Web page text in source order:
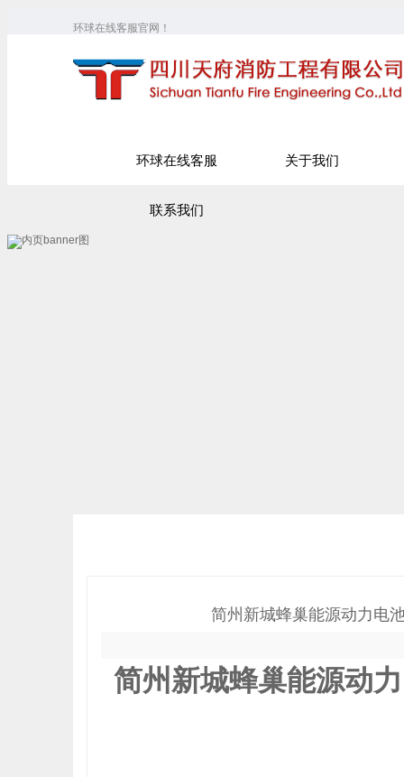
环球在线客服官网！
环球在线客服 关于我们
联系我们
简州新城蜂巢能源动力电
简州新城蜂巢能源动